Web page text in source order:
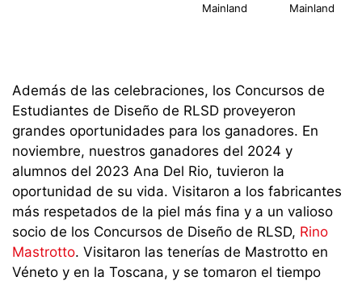
Mainland
Mainland
Además de las celebraciones, los Concursos de
Estudiantes de Diseño de RLSD proveyeron
grandes oportunidades para los ganadores. En
noviembre, nuestros ganadores del 2024 y
alumnos del 2023 Ana Del Rio, tuvieron la
oportunidad de su vida. Visitaron a los fabricantes
más respetados de la piel más fina y a un valioso
socio de los Concursos de Diseño de RLSD, Rino
Mastrotto. Visitaron las tenerías de Mastrotto en
Véneto y en la Toscana, y se tomaron el tiempo